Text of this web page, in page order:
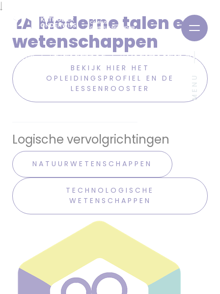
MENU
Home Studieaanbod
2 Moderne talen en
wetenschappen
2A Moderne talen en
wetenschappen
BEKIJK HIER HET
OPLEIDINGSPROFIEL EN DE
LESSENROOSTER
Logische vervolgrichtingen
NATUURWETENSCHAPPEN
TECHNOLOGISCHE
WETENSCHAPPEN